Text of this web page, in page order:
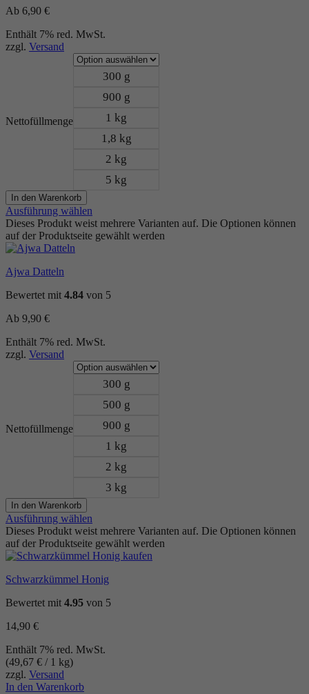
Ab 6,90 €
Enthält 7% red. MwSt.
zzgl. Versand
Nettofüllmenge
300 g
900 g
1 kg
1,8 kg
2 kg
5 kg
In den Warenkorb
Ausführung wählen
Dieses Produkt weist mehrere Varianten auf. Die Optionen können
auf der Produktseite gewählt werden
Ajwa Datteln
Bewertet mit 4.84 von 5
Ab 9,90 €
Enthält 7% red. MwSt.
zzgl. Versand
Nettofüllmenge
300 g
500 g
900 g
1 kg
2 kg
3 kg
In den Warenkorb
Ausführung wählen
Dieses Produkt weist mehrere Varianten auf. Die Optionen können
auf der Produktseite gewählt werden
Schwarzkümmel Honig
Bewertet mit 4.95 von 5
14,90 €
Enthält 7% red. MwSt.
(49,67 € / 1 kg)
zzgl. Versand
In den Warenkorb